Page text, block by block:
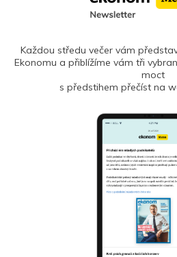
Každou středu večer vám
Ekonomu a přiblížíme vám tři
moct
s předstihem přečíst na